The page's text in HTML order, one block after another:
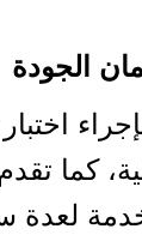
كما
لعدة